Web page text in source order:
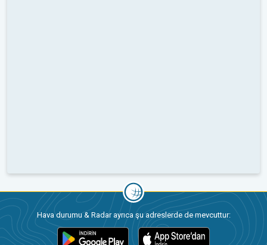
Hava durumu & Radar ayrıca şu adreslerde de mevcuttur: